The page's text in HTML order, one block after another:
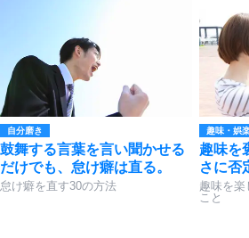
自分磨き
鼓舞する言葉を言い聞かせる
だけでも、怠け癖は直る。
怠け癖を直す30の方法
趣味・娯
趣味を
さに否
趣味を楽
こと